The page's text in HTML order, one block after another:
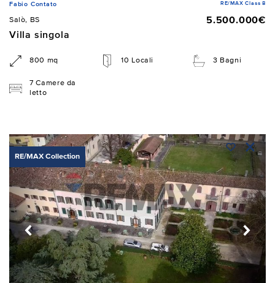
Fabio Contato RE/MAX Class 8
Salò, BS
5.500.000€
Villa singola
800 mq 10 Locali 3 Bagni
7 Camere da
letto
RE/MAX Collection